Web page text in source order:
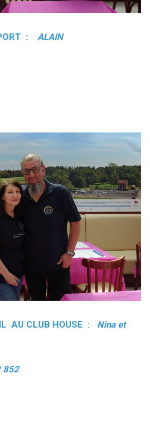
: ALAIN
AU CLUB HOUSE :
Nina et